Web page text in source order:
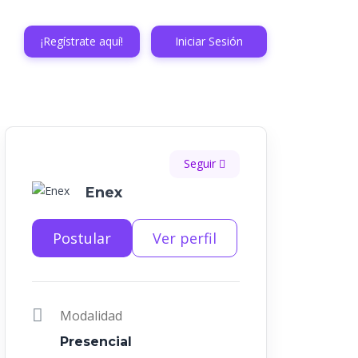
¡Regístrate aquí! Iniciar Sesión
Seguir
Enex
Postular Ver perfil
Modalidad
Presencial